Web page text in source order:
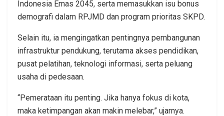
Indonesia Emas 2045, serta memasukkan isu bonus
demografi dalam RPJMD dan program prioritas SKPD.
Selain itu, ia mengingatkan pentingnya pembangunan
infrastruktur pendukung, terutama akses pendidikan,
pusat pelatihan, teknologi informasi, serta peluang
usaha di pedesaan.
“Pemerataan itu penting. Jika hanya fokus di kota,
maka ketimpangan akan makin melebar,” ujarnya.